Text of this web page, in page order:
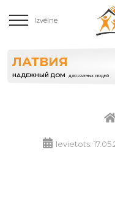
Izvēlne
ЛАТВИЯ
НАДЕЖНЫЙ ДОМ ДЛЯ РАЗНЫХ ЛЮДЕЙ
Ievietots: